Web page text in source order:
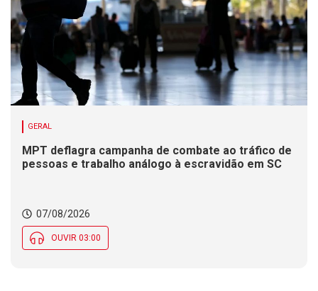
GERAL
MPT deflagra campanha de combate ao tráfico de
pessoas e trabalho análogo à escravidão em SC
07/08/2026
OUVIR 03:00